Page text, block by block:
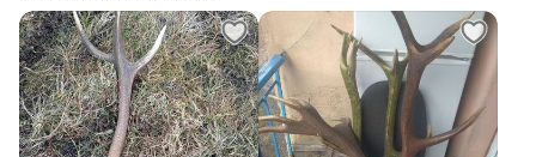
область